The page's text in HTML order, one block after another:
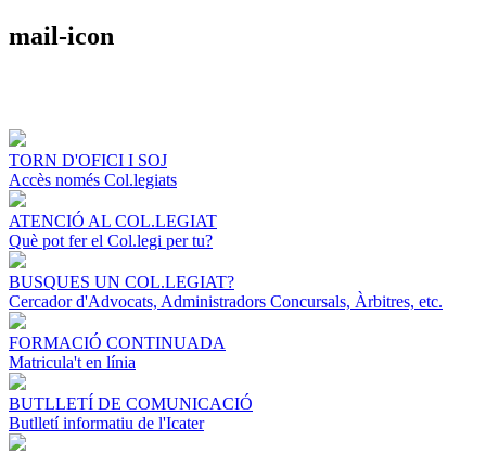
mail-icon
TORN D'OFICI I SOJ
Accès només Col.legiats
ATENCIÓ AL COL.LEGIAT
Què pot fer el Col.legi per tu?
BUSQUES UN COL.LEGIAT?
Cercador d'Advocats, Administradors Concursals, Àrbitres, etc.
FORMACIÓ CONTINUADA
Matricula't en línia
BUTLLETÍ DE COMUNICACIÓ
Butlletí informatiu de l'Icater